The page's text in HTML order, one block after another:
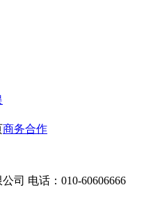
商务合作
司 电话：010-60606666